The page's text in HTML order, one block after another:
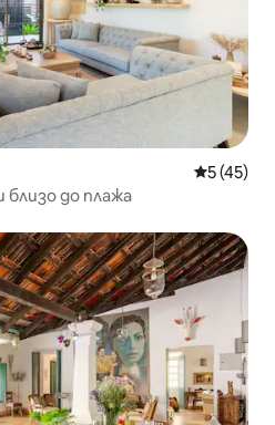
Средна
5 (45)
близо до плажа